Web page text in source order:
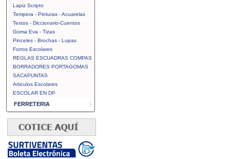
Lapiz Scripto
Tempera - Pinturas - Acuarelas
Textos - Diccionario-Cuentos
Goma Eva - Tizas
Pinceles - Brochas - Lupas
Forros Escolares
REGLAS ESCUADRAS COMPAS
BORRADORES PORTAGOMAS
SACAPUNTAS
Articulos Escolares
ESCOLAR EN DP
FERRETERIA